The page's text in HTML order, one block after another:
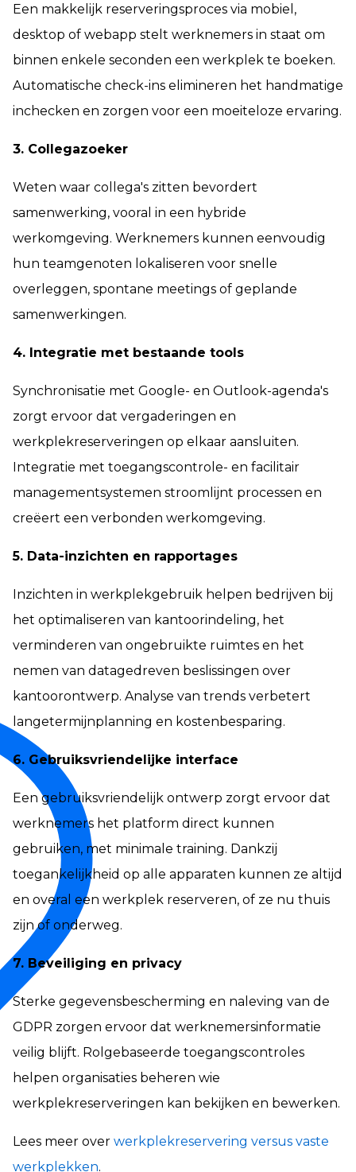
Een makkelijk reserveringsproces via mobiel,
desktop of webapp stelt werknemers in staat om
binnen enkele seconden een werkplek te boeken.
Automatische check-ins elimineren het handmatige
inchecken en zorgen voor een moeiteloze ervaring.
3. Collegazoeker
Weten waar collega's zitten bevordert
samenwerking, vooral in een hybride
werkomgeving. Werknemers kunnen eenvoudig
hun teamgenoten lokaliseren voor snelle
overleggen, spontane meetings of geplande
samenwerkingen.
4. Integratie met bestaande tools
Synchronisatie met Google- en Outlook-agenda's
zorgt ervoor dat vergaderingen en
werkplekreserveringen op elkaar aansluiten.
Integratie met toegangscontrole- en facilitair
managementsystemen stroomlijnt processen en
creëert een verbonden werkomgeving.
5. Data-inzichten en rapportages
Inzichten in werkplekgebruik helpen bedrijven bij
het optimaliseren van kantoorindeling, het
verminderen van ongebruikte ruimtes en het
nemen van datagedreven beslissingen over
kantoorontwerp. Analyse van trends verbetert
langetermijnplanning en kostenbesparing.
6. Gebruiksvriendelijke interface
Een gebruiksvriendelijk ontwerp zorgt ervoor dat
werknemers het platform direct kunnen
gebruiken, met minimale training. Dankzij
toegankelijkheid op alle apparaten kunnen ze altijd
en overal een werkplek reserveren, of ze nu thuis
zijn of onderweg.
7. Beveiliging en privacy
Sterke gegevensbescherming en naleving van de
GDPR zorgen ervoor dat werknemersinformatie
veilig blijft. Rolgebaseerde toegangscontroles
helpen organisaties beheren wie
werkplekreserveringen kan bekijken en bewerken.
Lees meer over werkplekreservering versus vaste
werkplekken.